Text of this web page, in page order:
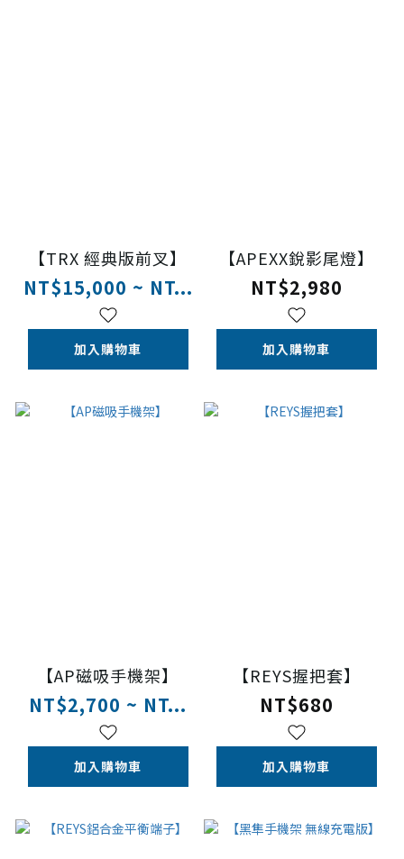
【TRX 經典版前叉】
NT$15,000 ~ NT...
加入購物車
【APEXX銳影尾燈】
NT$2,980
加入購物車
【AP磁吸手機架】
NT$2,700 ~ NT...
加入購物車
【REYS握把套】
NT$680
加入購物車